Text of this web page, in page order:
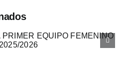
VESTIRÁ A TODOS